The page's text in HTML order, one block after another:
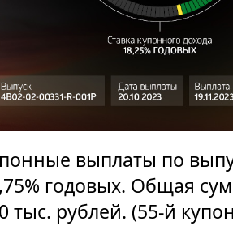
выплаты по
годовых. Общая
тыс. рублей. (55-й